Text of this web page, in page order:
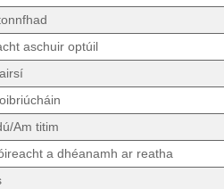
aschuir optúil
Am titim
a dhéanamh ar reatha